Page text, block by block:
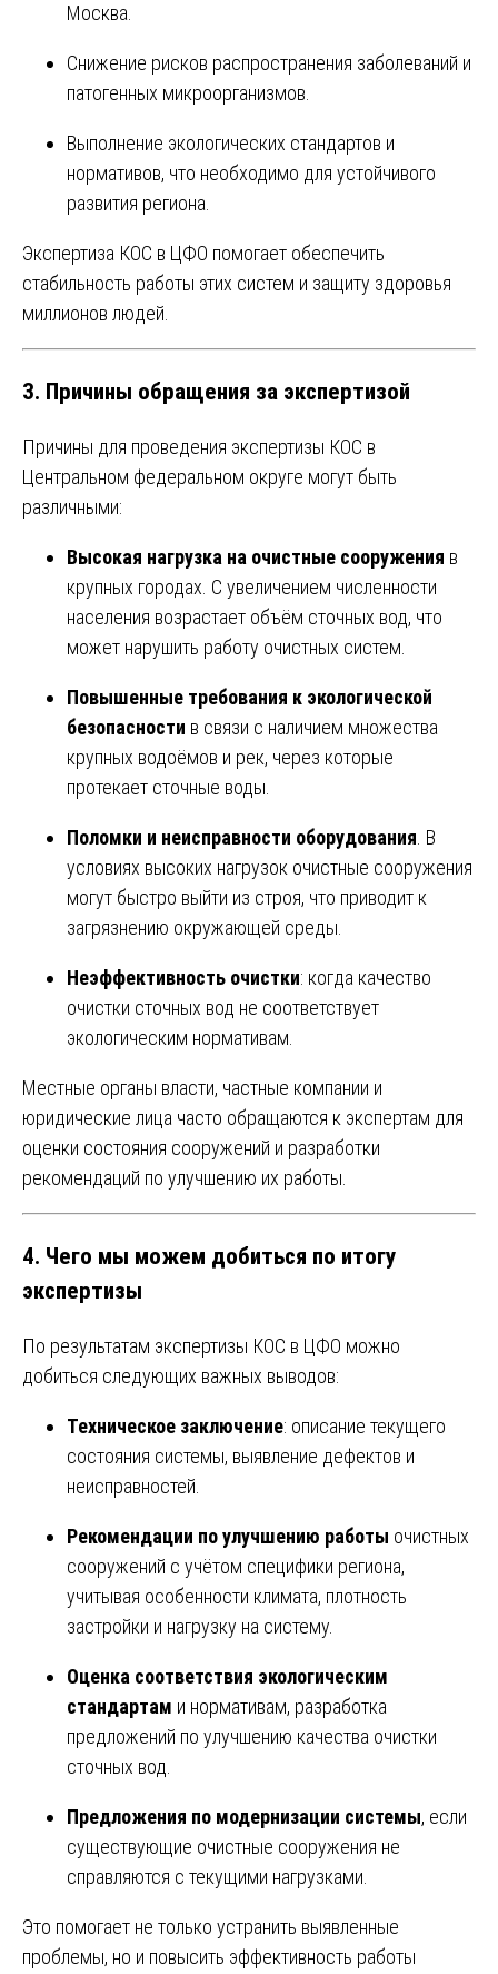
Москва.
Снижение рисков распространения заболеваний и
патогенных микроорганизмов.
Выполнение экологических стандартов и
нормативов, что необходимо для устойчивого
развития региона.
Экспертиза КОС в ЦФО помогает обеспечить
стабильность работы этих систем и защиту здоровья
миллионов людей.
3. Причины обращения за экспертизой
Причины для проведения экспертизы КОС в
Центральном федеральном округе могут быть
различными:
Высокая нагрузка на очистные сооружения в
крупных городах. С увеличением численности
населения возрастает объём сточных вод, что
может нарушить работу очистных систем.
Повышенные требования к экологической
безопасности в связи с наличием множества
крупных водоёмов и рек, через которые
протекает сточные воды.
Поломки и неисправности оборудования . В
условиях высоких нагрузок очистные сооружения
могут быстро выйти из строя, что приводит к
загрязнению окружающей среды.
Неэффективность очистки: когда качество
очистки сточных вод не соответствует
экологическим нормативам.
Местные органы власти, частные компании и
юридические лица часто обращаются к экспертам для
оценки состояния сооружений и разработки
рекомендаций по улучшению их работы.
4. Чего мы можем добиться по итогу
экспертизы
По результатам экспертизы КОС в ЦФО можно
добиться следующих важных выводов:
Техническое заключение: описание текущего
состояния системы, выявление дефектов и
неисправностей.
Рекомендации по улучшению работы очистных
сооружений с учётом специфики региона,
учитывая особенности климата, плотность
застройки и нагрузку на систему.
Оценка соответствия экологическим
стандартам и нормативам, разработка
предложений по улучшению качества очистки
сточных вод.
Предложения по модернизации системы, если
существующие очистные сооружения не
справляются с текущими нагрузками.
Это помогает не только устранить выявленные
проблемы, но и повысить эффективность работы